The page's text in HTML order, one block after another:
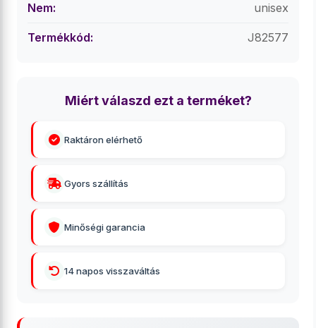
Nem: unisex
Termékkód: J82577
Miért válaszd ezt a terméket?
Raktáron elérhető
Gyors szállítás
Minőségi garancia
14 napos visszaváltás